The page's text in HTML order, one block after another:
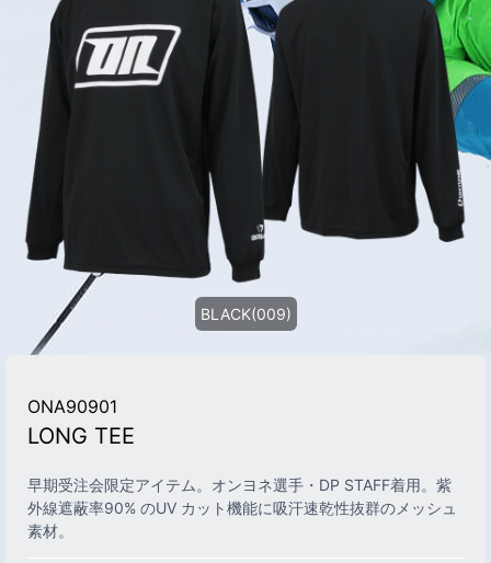
BLACK(009)
ONA90901
LONG TEE
早期受注会限定アイテム。オンヨネ選手・DP STAFF着用。紫
外線遮蔽率90% のUV カット機能に吸汗速乾性抜群のメッシュ
素材。